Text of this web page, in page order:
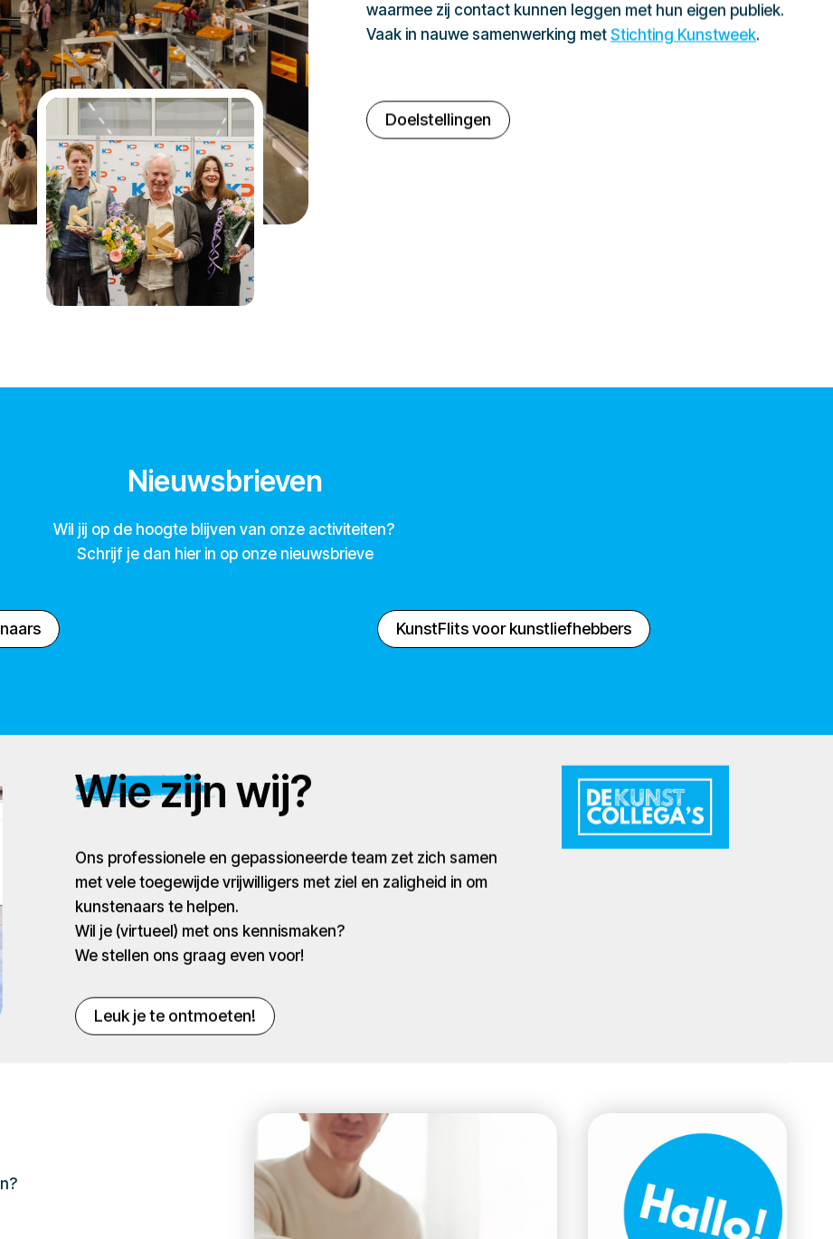
waarmee zij contact kunnen leggen met hun eigen publiek.
Vaak in nauwe samenwerking metStichting Kunstweek.
Doelstellingen
Nieuwsbrieven
Wil jij op de hoogte blijven van onze activiteiten?
Schrijf je dan hier in op onze nieuwsbrieve
KunstFlits voor kunstliefhebbers
Wie zijn wij?
Ons professionele en gepassioneerde team zet zich samen
met vele toegewijde vrijwilligers met ziel en zaligheid in om
kunstenaars te helpen.
Wil je (virtueel) met ons kennismaken?
We stellen ons graag even voor!
Leuk je te ontmoeten!